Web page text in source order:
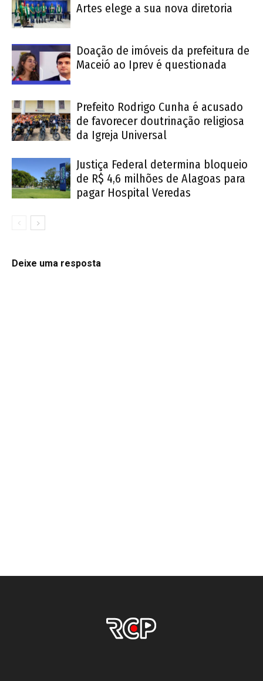
Artes elege a sua nova diretoria
Doação de imóveis da prefeitura de
Maceió ao Iprev é questionada
Prefeito Rodrigo Cunha é acusado
de favorecer doutrinação religiosa
da Igreja Universal
Justiça Federal determina bloqueio
de R$ 4,6 milhões de Alagoas para
pagar Hospital Veredas
Deixe uma resposta